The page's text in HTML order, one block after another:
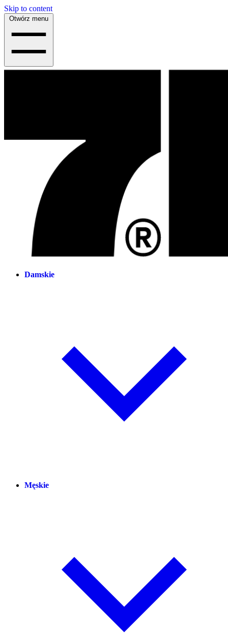
Skip to content
Otwórz menu
Damskie
Męskie